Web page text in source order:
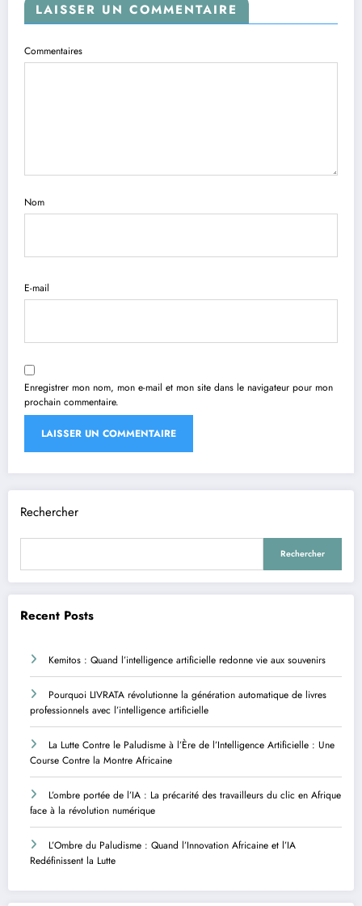
LAISSER UN COMMENTAIRE
Commentaires
Nom
E-mail
Enregistrer mon nom, mon e-mail et mon site dans le navigateur pour mon
prochain commentaire.
Rechercher
Rechercher
Recent Posts
Kemitos : Quand l’intelligence artificielle redonne vie aux souvenirs
Pourquoi LIVRATA révolutionne la génération automatique de livres
professionnels avec l’intelligence artificielle
La Lutte Contre le Paludisme à l’Ère de l’Intelligence Artificielle : Une
Course Contre la Montre Africaine
L’ombre portée de l’IA : La précarité des travailleurs du clic en Afrique
face à la révolution numérique
L’Ombre du Paludisme : Quand l’Innovation Africaine et l’IA
Redéfinissent la Lutte